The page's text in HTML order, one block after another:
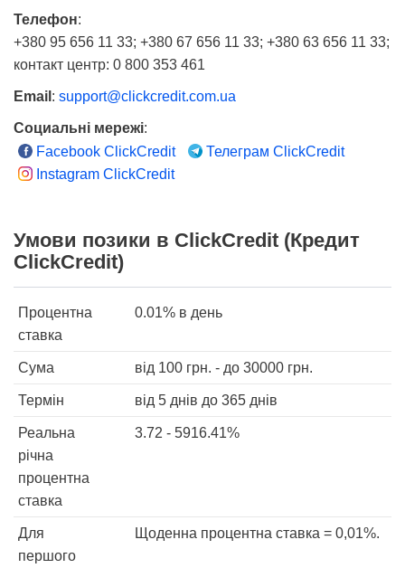
Телефон:
+380 95 656 11 33; +380 67 656 11 33; +380 63 656 11 33;
контакт центр: 0 800 353 461
Email : support@clickcredit.com.ua
Социальні мережі:
Facebook ClickCredit
Телеграм ClickCredit
Instagram ClickCredit
Умови позики в ClickCredit (Кредит
ClickCredit)
Процентна
ставка
0.01% в день
Сума від 100 грн. - до 30000 грн.
Термін від 5 днів до 365 днів
Реальна
річна
процентна
ставка
3.72 - 5916.41%
Для
першого
Щоденна процентна ставка = 0,01%.